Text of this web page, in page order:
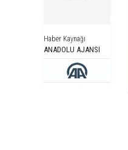
Haber Kaynağı
ANADOLU AJANSI